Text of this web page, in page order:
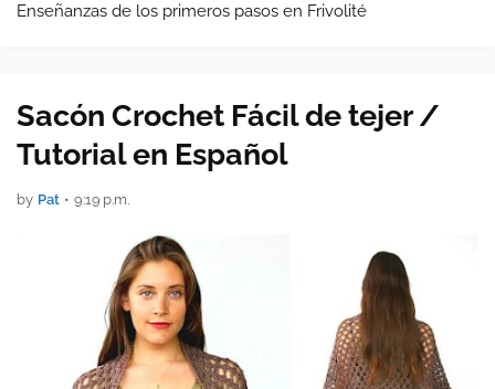
Enseñanzas de los primeros pasos en Frivolité
Sacón Crochet Fácil de tejer /
Tutorial en Español
by Pat • 9:19 p.m.